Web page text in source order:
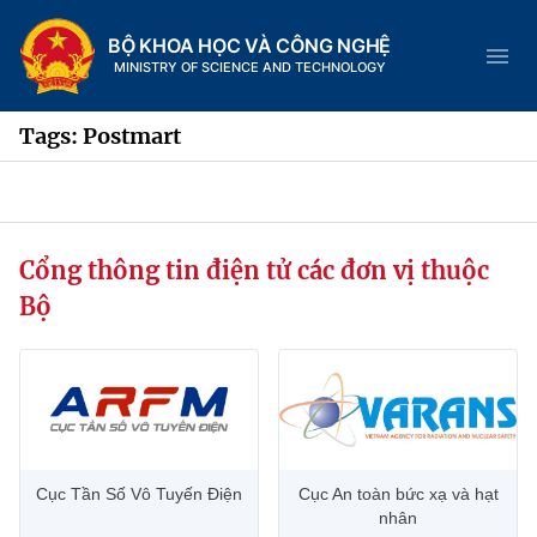
BỘ KHOA HỌC VÀ CÔNG NGHỆ
MINISTRY OF SCIENCE AND TECHNOLOGY
Trang chủ
Chức năng nhiệm vụ
Tin tức sự kiện
Hệ thống văn bản
Tags: Postmart
Cổng thông tin điện tử các đơn vị thuộc
Bộ
Cục Tần Số Vô Tuyến Điện
Cục An toàn bức xạ và hạt
nhân